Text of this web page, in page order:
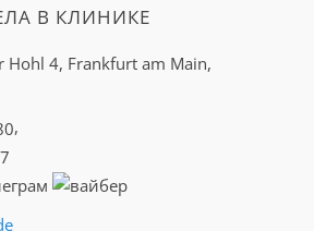
В КЛИНИКЕ
Hohl 4, Frankfurt am Main,
,